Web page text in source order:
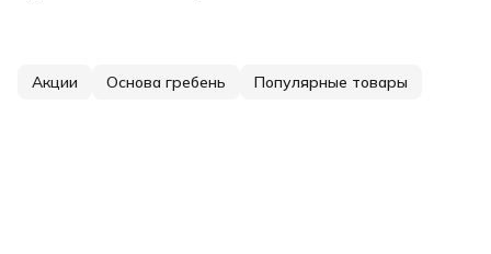
Акции Основа гребень Популярные товары